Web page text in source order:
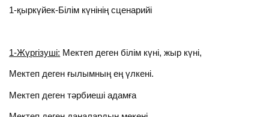
1-қыркүйек-Білім күнінің сценарийі
1-Жүргізуші: Мектеп деген білім күні, жыр күні,
Мектеп деген ғылымның ең үлкені.
Мектеп деген тәрбиеші адамға